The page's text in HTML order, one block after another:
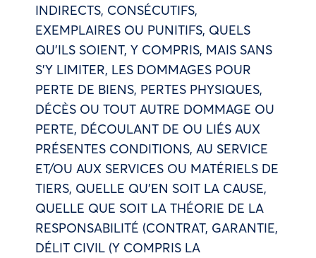
INDIRECTS, CONSÉCUTIFS,
EXEMPLAIRES OU PUNITIFS, QUELS
QU’ILS SOIENT, Y COMPRIS, MAIS SANS
S’Y LIMITER, LES DOMMAGES POUR
PERTE DE BIENS, PERTES PHYSIQUES,
DÉCÈS OU TOUT AUTRE DOMMAGE OU
PERTE, DÉCOULANT DE OU LIÉS AUX
PRÉSENTES CONDITIONS, AU SERVICE
ET/OU AUX SERVICES OU MATÉRIELS DE
TIERS, QUELLE QU’EN SOIT LA CAUSE,
QUELLE QUE SOIT LA THÉORIE DE LA
RESPONSABILITÉ (CONTRAT, GARANTIE,
DÉLIT CIVIL (Y COMPRIS LA